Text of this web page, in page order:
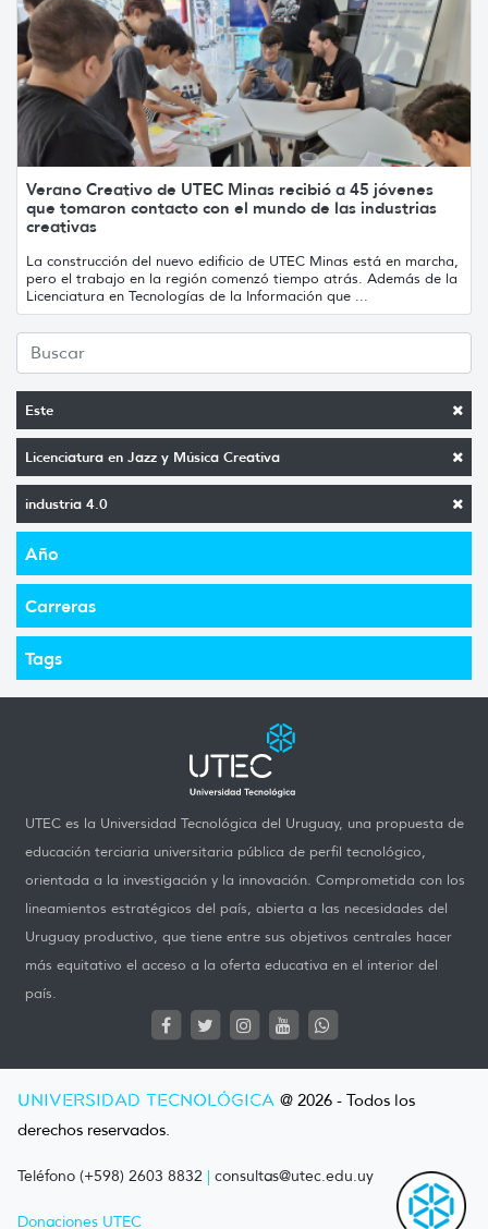
Este
Licenciatura en Jazz y Música Creativa
industria 4.0
Año
Carreras
Tags
Verano Creativo de UTEC Minas recibió a 45 jóvenes
que tomaron contacto con el mundo de las industrias
creativas
La construcción del nuevo edificio de UTEC Minas está en marcha,
pero el trabajo en la región comenzó tiempo atrás. Además de la
Licenciatura en Tecnologías de la Información que ...
UTEC es la Universidad Tecnológica del Uruguay, una propuesta de
educación terciaria universitaria pública de perfil tecnológico,
orientada a la investigación y la innovación. Comprometida con los
lineamientos estratégicos del país, abierta a las necesidades del
Uruguay productivo, que tiene entre sus objetivos centrales hacer
más equitativo el acceso a la oferta educativa en el interior del
país.
UNIVERSIDAD TECNOLÓGICA @ 2026 - Todos los
derechos reservados.
Teléfono (+598) 2603 8832 | consultas@utec.edu.uy
Donaciones UTEC